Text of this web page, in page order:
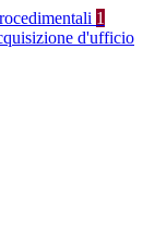
1
d'ufficio